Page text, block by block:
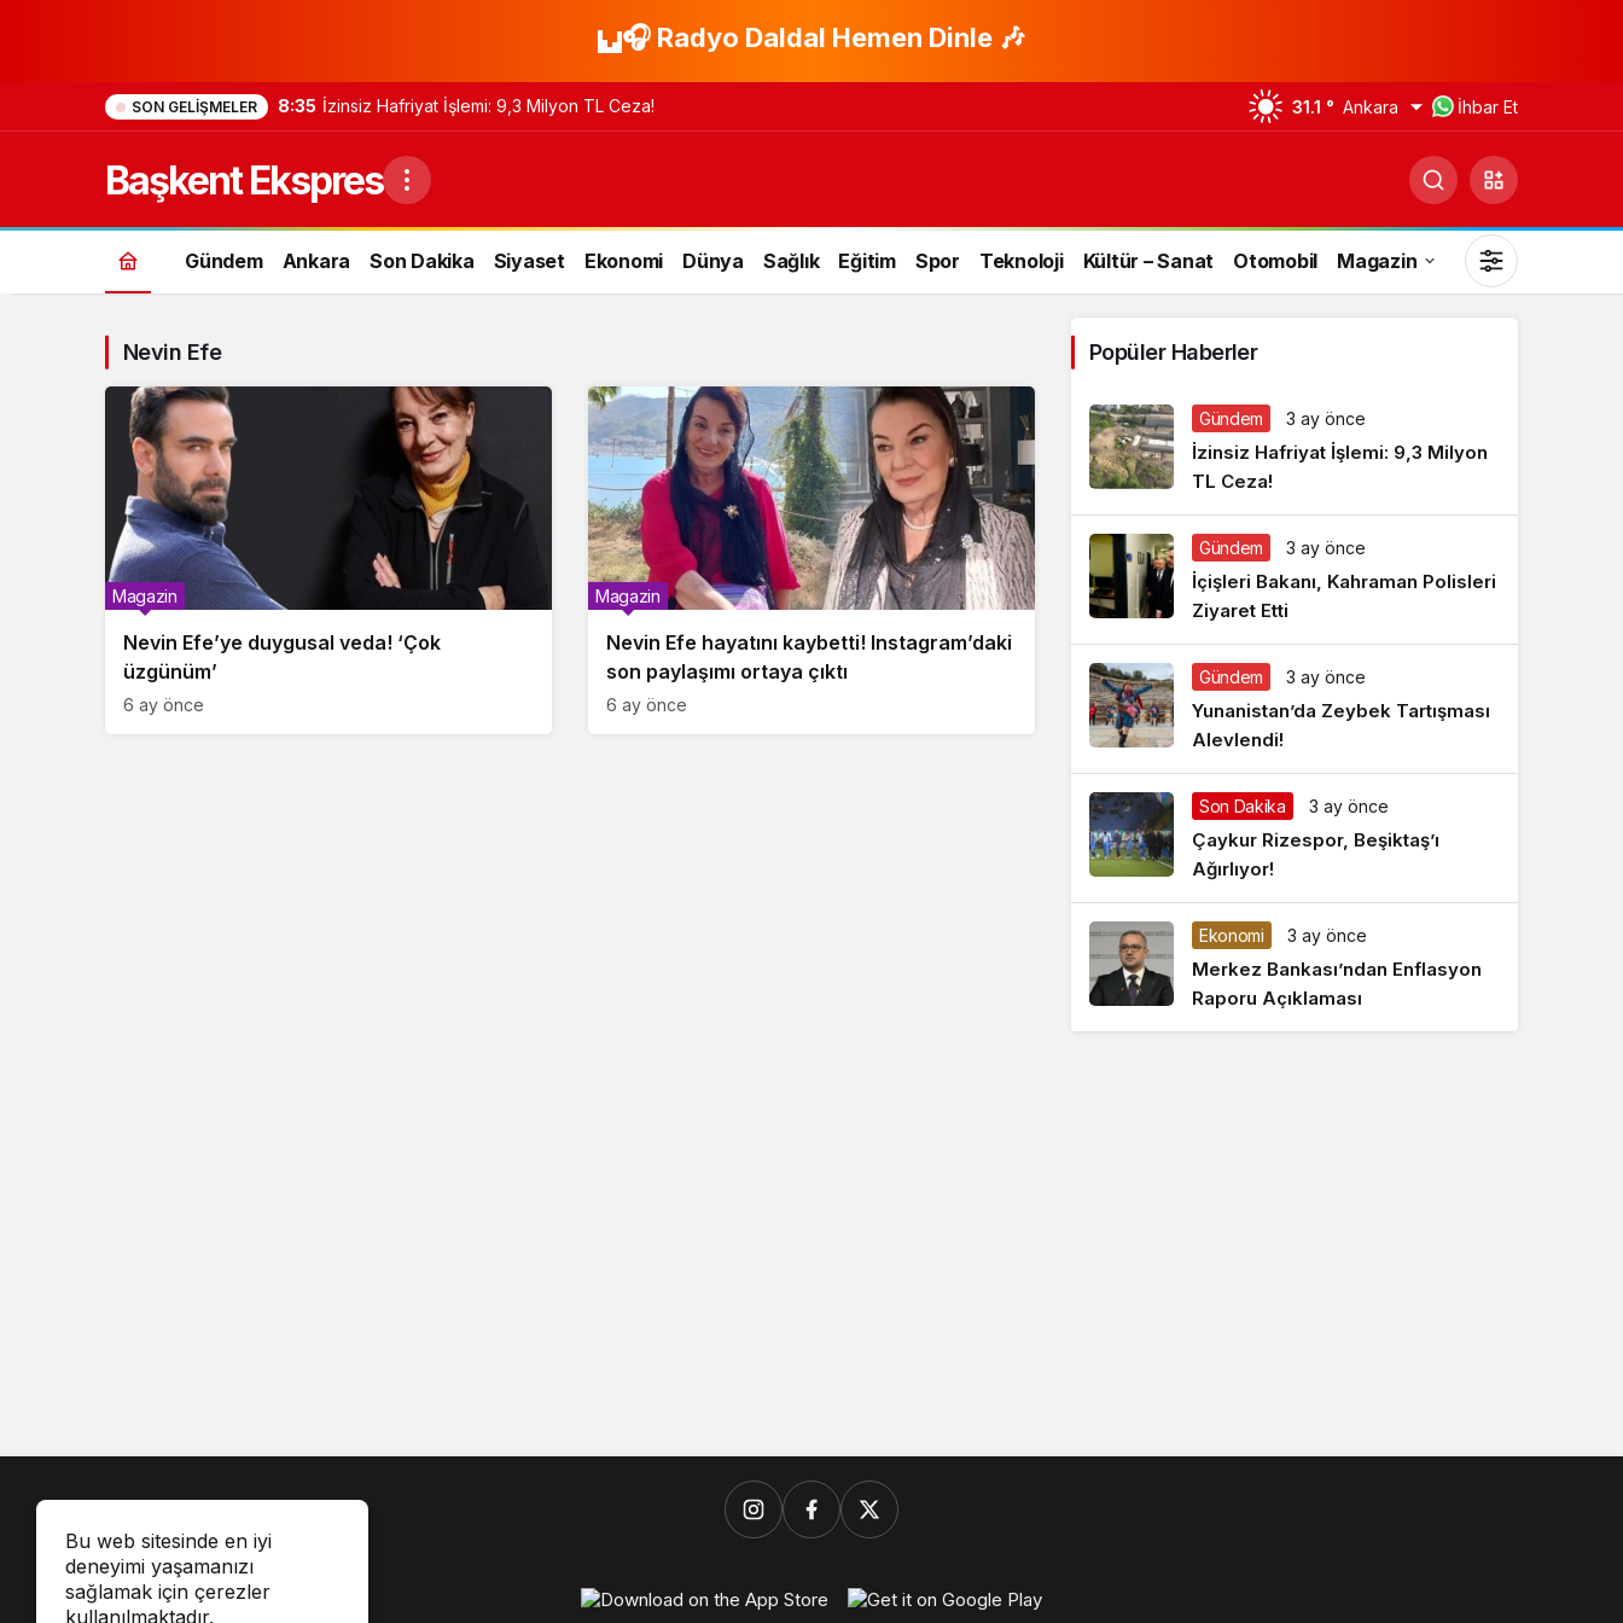
🎧 Radyo Daldal Hemen Dinle 🎶
SON GELIŞMELER 8:35 İzinsiz Hafriyat İşlemi: 9,3 Milyon TL Ceza! 31.1 ° Ankara İhbar Et
Başkent Ekspres
Gündem Ankara Son Dakika Siyaset Ekonomi Dünya Sağlık Eğitim Spor Teknoloji Kültür – Sanat Otomobil Magazin
Gündüz Modu
Gündüz modunu seçin.
Gece Modu
Gece modunu seçin.
Sistem Modu
Sistem modunu seçin.
Nevin Efe
Nevin Efe’ye duygusal veda! ‘Çok
üzgünüm’
Magazin
6 ay önce
Nevin Efe hayatını kaybetti! Instagram’daki
son paylaşımı ortaya çıktı
Magazin
6 ay önce
Popüler Haberler
Gündem 3 ay önce
İzinsiz Hafriyat İşlemi: 9,3 Milyon
TL Ceza!
Gündem 3 ay önce
İçişleri Bakanı, Kahraman Polisleri
Ziyaret Etti
Gündem 3 ay önce
Yunanistan’da Zeybek Tartışması
Alevlendi!
Son Dakika 3 ay önce
Çaykur Rizespor, Beşiktaş’ı
Ağırlıyor!
Ekonomi 3 ay önce
Merkez Bankası’ndan Enflasyon
Raporu Açıklaması
Bu web sitesinde en iyi
deneyimi yaşamanızı
sağlamak için çerezler
kullanılmaktadır.